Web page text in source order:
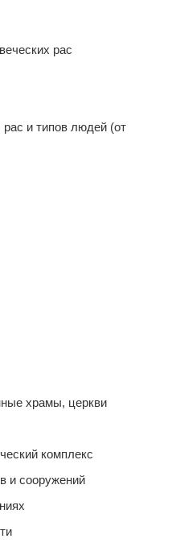
рас
и типов людей (от
храмы, церкви
комплекс
и сооружений